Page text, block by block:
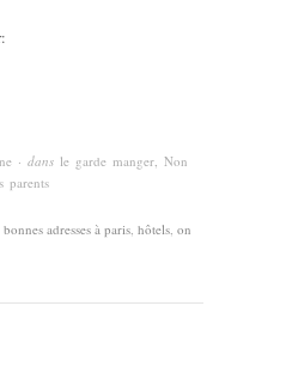
· dans le garde manger, Non
parents
bonnes adresses à paris, hôtels, on